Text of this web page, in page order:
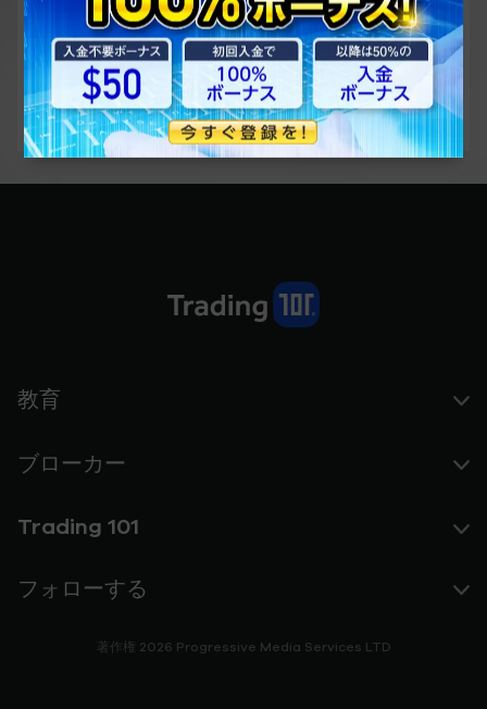
Google
Account
教育
ブローカー
Trading 101
フォローする
著作権 2026 Progressive Media Services LTD